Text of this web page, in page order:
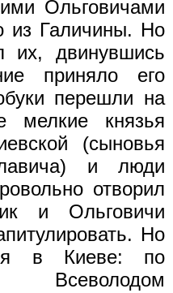
Ольговичами
из Галичины. Но
их, двинувшись
приняло его
перешли на
мелкие князья
(сыновья
и люди
отворил
и Ольговичи
Но
в Киеве: по